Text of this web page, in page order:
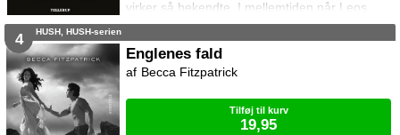
virker så bekendte. I mellemtiden når Leos
træning nye højder, og han frygter at han er
kamparenaen forsøger Viking stadig at holde
sig i live, mens Archer fortsat bekender sine
synder, og Junior indsætter en ny spiller i sit
4 HUSH, HUSH-serien
Englenes fald
Becca Fitzpatrick
Tilføj til kurv
19,95